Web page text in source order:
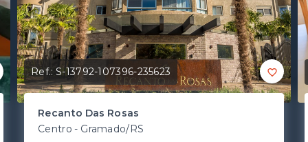
Ref.:S-13792-107396-235623
Recanto Das Rosas
Centro - Gramado/RS